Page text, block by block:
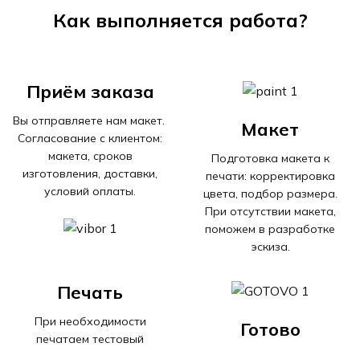
Как выполняется работа?
Приём заказа
Вы отправляете нам макет.
Согласование с клиентом:
макета, сроков
изготовления, доставки,
условий оплаты.
Макет
Подготовка макета к
печати: корректировка
цвета, подбор размера.
При отсутствии макета,
поможем в разработке
эскиза.
Печать
При необходимости
печатаем тестовый
Готово